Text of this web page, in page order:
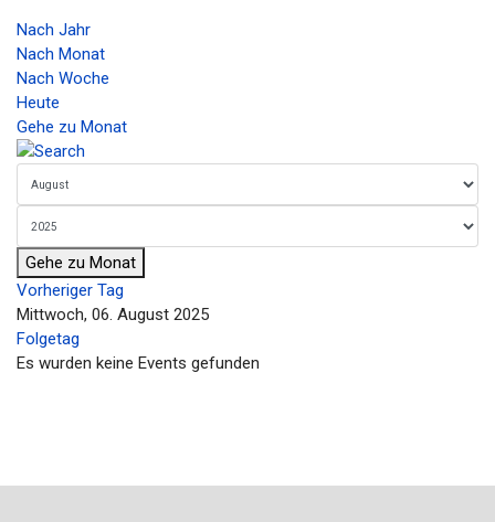
Nach Jahr
Nach Monat
Nach Woche
Heute
Gehe zu Monat
Gehe zu Monat
Vorheriger Tag
Mittwoch, 06. August 2025
Folgetag
Es wurden keine Events gefunden